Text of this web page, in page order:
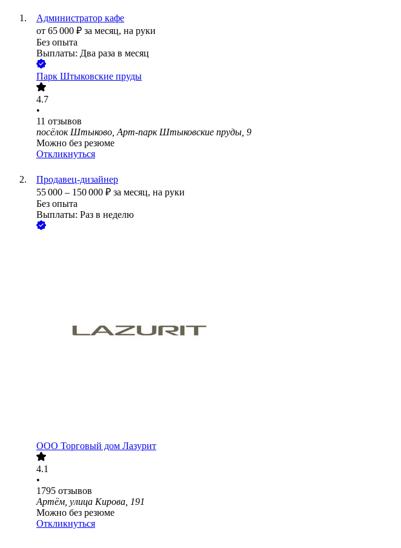
Администратор кафе
от 65 000 ₽ за месяц, на руки
Без опыта
Выплаты: Два раза в месяц
Парк Штыковские пруды
4.7
•
11 отзывов
посёлок Штыково, Арт-парк Штыковские пруды, 9
Можно без резюме
Откликнуться
Продавец-дизайнер
55 000 – 150 000 ₽ за месяц, на руки
Без опыта
Выплаты: Раз в неделю
ООО Торговый дом Лазурит
4.1
•
1795 отзывов
Артём, улица Кирова, 191
Можно без резюме
Откликнуться